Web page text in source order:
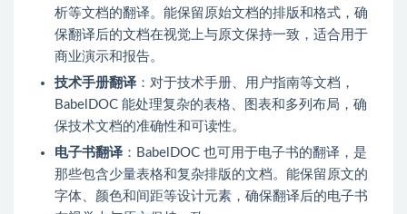
析等文档的翻译。能保留原始文档的排版和格式，确
保翻译后的文档在视觉上与原文保持一致，适合用于
商业演示和报告。
技术手册翻译 ：对于技术手册、用户指南等文档，
BabelDOC 能处理复杂的表格、图表和多列布局，确
保技术文档的准确性和可读性。
电子书翻译 ：BabelDOC 也可用于电子书的翻译，是
那些包含少量表格和复杂排版的文档。能保留原文的
字体、颜色和间距等设计元素，确保翻译后的电子书